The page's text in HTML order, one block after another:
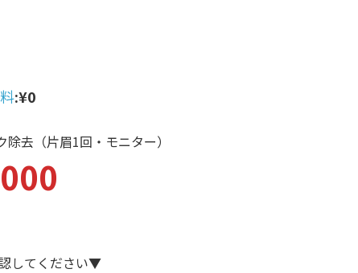
:¥0
除去（片眉1回・モニター）
してください▼